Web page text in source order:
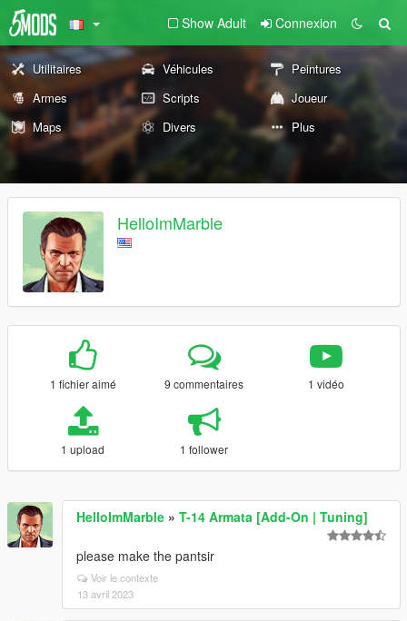
Show Adult Connexion
Utilitaires Véhicules
Peintures
Armes
Scripts
Joueur
Maps
Divers Plus
HelloImMarble
1 fichier aimé 9 commentaires 1 vidéo
1 upload 1 follower
HelloImMarble » T-14 Armata [Add-On | Tuning]
please make the pantsir
Voir le contexte
13 avril 2023